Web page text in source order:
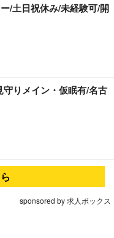
/土日祝休み/未経験可/開
りメイン・仮眠有/名古
sponsored by 求人ボックス